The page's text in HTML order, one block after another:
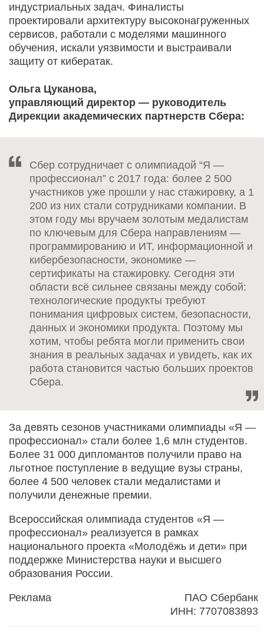
индустриальных задач. Финалисты
проектировали архитектуру высоконагруженных
сервисов, работали с моделями машинного
обучения, искали уязвимости и выстраивали
защиту от кибератак.
Ольга Цуканова,
управляющий директор — руководитель
Дирекции академических партнерств Сбера:
Сбер сотрудничает с олимпиадой “Я —
профессионал” с 2017 года: более 2 500
участников уже прошли у нас стажировку, а 1
200 из них стали сотрудниками компании. В
этом году мы вручаем золотым медалистам
по ключевым для Сбера направлениям —
программированию и ИТ, информационной и
кибербезопасности, экономике —
сертификаты на стажировку. Сегодня эти
области всё сильнее связаны между собой:
технологические продукты требуют
понимания цифровых систем, безопасности,
данных и экономики продукта. Поэтому мы
хотим, чтобы ребята могли применить свои
знания в реальных задачах и увидеть, как их
работа становится частью больших проектов
Сбера.
За девять сезонов участниками олимпиады «Я —
профессионал» стали более 1,6 млн студентов.
Более 31 000 дипломантов получили право на
льготное поступление в ведущие вузы страны,
более 4 500 человек стали медалистами и
получили денежные премии.
Всероссийская олимпиада студентов «Я —
профессионал» реализуется в рамках
национального проекта «Молодёжь и дети» при
поддержке Министерства науки и высшего
образования России.
Реклама
ПАО Сбербанк
ИНН: 7707083893